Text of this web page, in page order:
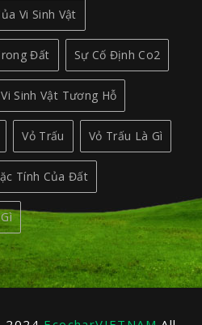
Vi Sinh Vật
Đất Sự Cố Định Co2
Vi Sinh Vật Tương Hỗ
Vỏ Trấu Vỏ Trấu Là Gì
Tính Của Đất